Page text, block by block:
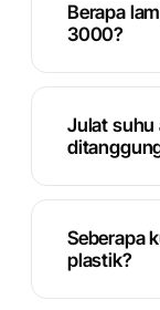
Berapa
3000?
Julat suhu
Seberapa
plastik?